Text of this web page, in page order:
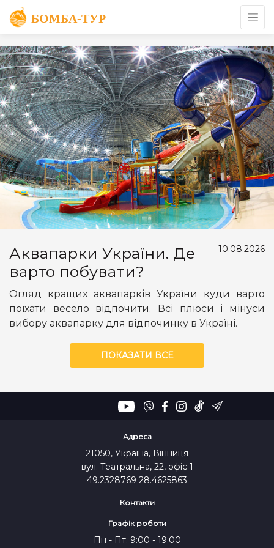
Аквапарки України. Де
варто побувати?
10.08.2026
Огляд кращих аквапарків України куди варто
поїхати весело відпочити. Всі плюси і мінуси
вибору аквапарку для відпочинку в Україні.
ПОКАЗАТИ ВСЕ
Адреса
21050, Україна, Вінниця
вул. Театральна, 22, офіс 1
49.2328769 28.4625863
Контакти
Графік роботи
Пн - Пт: 9:00 - 19:00